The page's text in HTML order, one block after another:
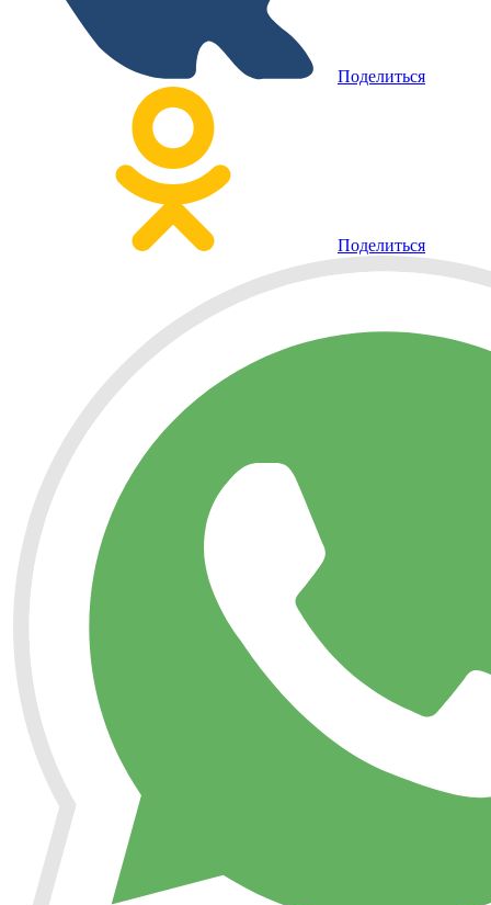
Поделиться
Поделиться